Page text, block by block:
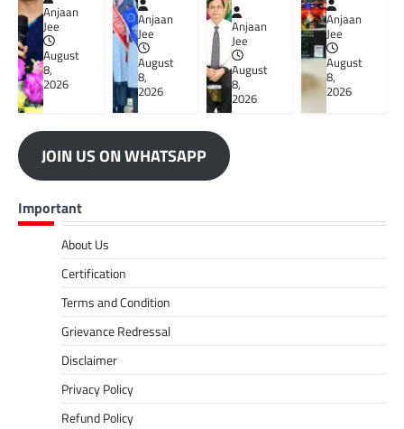
Anjaan
Jee
August
8,
2026
Anjaan
Jee
August
8,
2026
Anjaan
Jee
August
8,
2026
Anjaan
Jee
August
8,
2026
JOIN US ON WHATSAPP
Important
About Us
Certification
Terms and Condition
Grievance Redressal
Disclaimer
Privacy Policy
Refund Policy